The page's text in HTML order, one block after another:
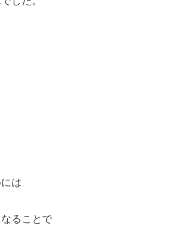
は
ることで